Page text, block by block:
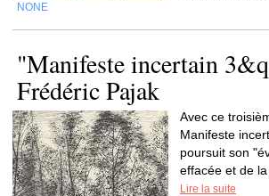
NONE
"Manifeste incertain
Frédéric Pajak
Avec ce
Manifeste
poursuit son
effacée et de
Lire la suite